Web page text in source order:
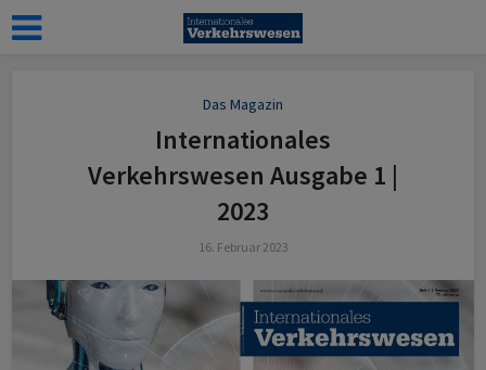
Das Magazin
Internationales
Verkehrswesen Ausgabe 1 |
2023
16. Februar 2023